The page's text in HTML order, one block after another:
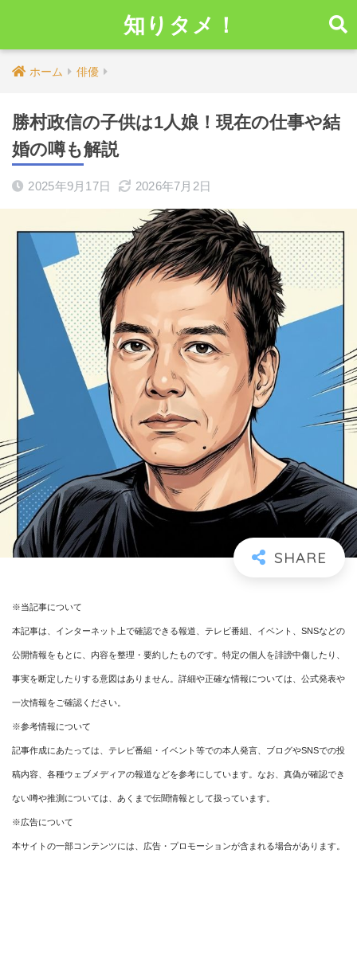
知りタメ！
ホーム 俳優
勝村政信の子供は1人娘！現在の仕事や結
婚の噂も解説
2025年9月17日 2026年7月2日
※当記事について
本記事は、インターネット上で確認できる報道、テレビ番組、イベント、SNSなどの
公開情報をもとに、内容を整理・要約したものです。特定の個人を誹謗中傷したり、
事実を断定したりする意図はありません。詳細や正確な情報については、公式発表や
一次情報をご確認ください。
※参考情報について
記事作成にあたっては、テレビ番組・イベント等での本人発言、ブログやSNSでの投
稿内容、各種ウェブメディアの報道などを参考にしています。なお、真偽が確認でき
ない噂や推測については、あくまで伝聞情報として扱っています。
※広告について
本サイトの一部コンテンツには、広告・プロモーションが含まれる場合があります。